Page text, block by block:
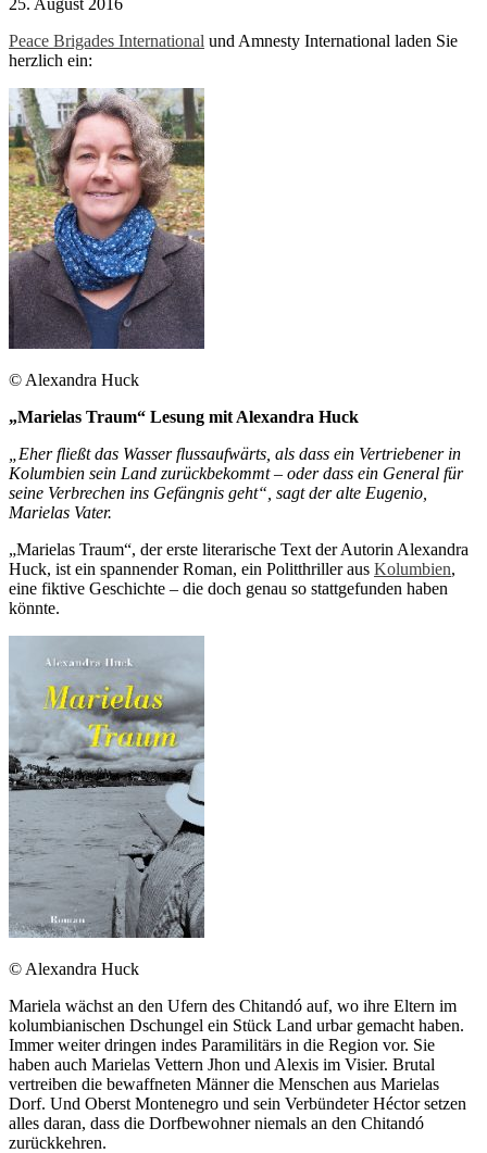
Peace Brigades International und Amnesty International laden Sie
herzlich ein:
© Alexandra Huck
„Marielas Traum“ Lesung mit Alexandra Huck
„Eher fließt das Wasser flussaufwärts, als dass ein Vertriebener in
Kolumbien sein Land zurückbekommt – oder dass ein General für
seine Verbrechen ins Gefängnis geht“, sagt der alte Eugenio,
Marielas Vater.
„Marielas Traum“, der erste literarische Text der Autorin Alexandra
Huck, ist ein spannender Roman, ein Politthriller aus Kolumbien,
eine fiktive Geschichte – die doch genau so stattgefunden haben
könnte.
© Alexandra Huck
Mariela wächst an den Ufern des Chitandó auf, wo ihre Eltern im
kolumbianischen Dschungel ein Stück Land urbar gemacht haben.
Immer weiter dringen indes Paramilitärs in die Region vor. Sie
haben auch Marielas Vettern Jhon und Alexis im Visier. Brutal
vertreiben die bewaffneten Männer die Menschen aus Marielas
Dorf. Und Oberst Montenegro und sein Verbündeter Héctor setzen
alles daran, dass die Dorfbewohner niemals an den Chitandó
zurückkehren.